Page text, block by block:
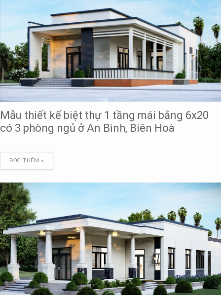
Mẫu thiết kế biệt thự 1 tầng mái bằng 6x20
có 3 phòng ngủ ở An Bình, Biên Hoà
ĐỌC THÊM »